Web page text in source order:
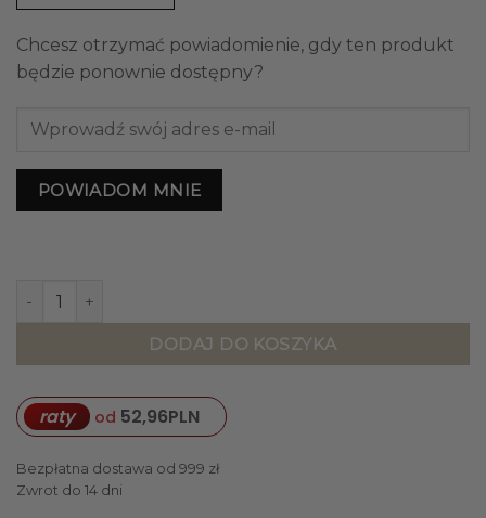
Chcesz otrzymać powiadomienie, gdy ten produkt
będzie ponownie dostępny?
POWIADOM MNIE
ilość STOLIK POMOCNICZY okrągły, konglomerat
DODAJ DO KOSZYKA
raty od 52,96PLN
Bezpłatna dostawa od 999 zł
Zwrot do 14 dni